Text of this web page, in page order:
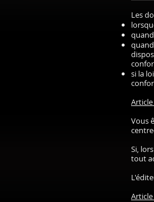
Les
si la
Vous
Si,
tout